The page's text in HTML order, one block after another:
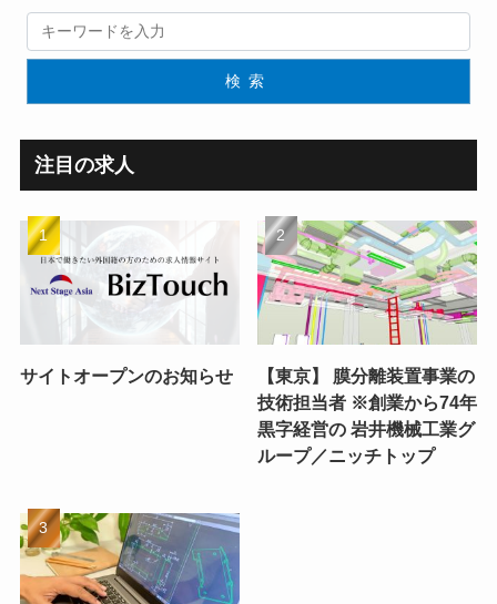
検索
注目の求人
サイトオープンのお知らせ
【東京】 膜分離装置事業の
技術担当者 ※創業から74年
黒字経営の 岩井機械工業グ
ループ／ニッチトップ